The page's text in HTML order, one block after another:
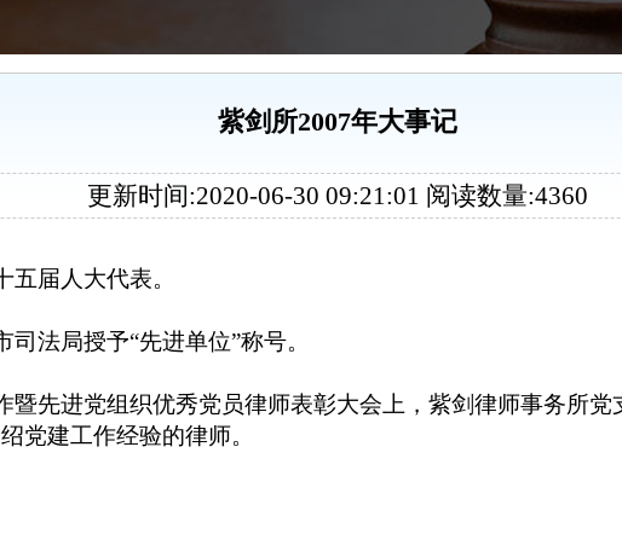
紫剑所2007年大事记
更新时间:2020-06-30 09:21:01 阅读数量:4360
五届人大代表。
司法局授予“先进单位”称号。
暨先进党组织优秀党员律师表彰大会上，紫剑律师事务所
党建工作经验的律师。